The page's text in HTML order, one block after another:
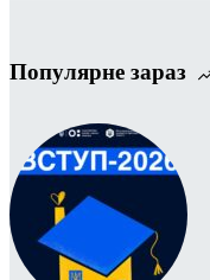
Популярне зараз